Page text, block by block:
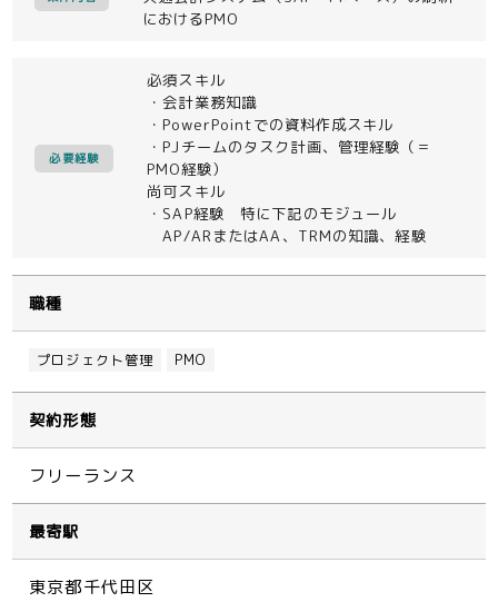
におけるPMO
必要経験
必須スキル
・会計業務知識
・PowerPointでの資料作成スキル
・PJチームのタスク計画、管理経験（＝
PMO経験）
尚可スキル
・SAP経験 特に下記のモジュール
AP/ARまたはAA、TRMの知識、経験
職種
プロジェクト管理 PMO
契約形態
フリーランス
最寄駅
東京都千代田区